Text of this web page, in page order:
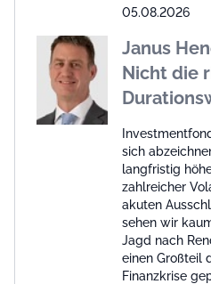
05.08.2026
Janus
Nicht die
sich
langfristig
zahlreicher
akuten
sehen wir
Jagd nach
einen Großteil
Finanzkrise